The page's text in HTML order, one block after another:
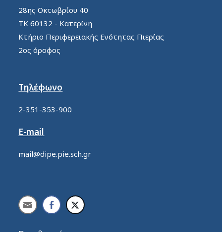
28ης Οκτωβρίου 40
ΤΚ 60132 - Κατερίνη
Κτήριο Περιφερειακής Ενότητας Πιερίας
2ος όροφος
Τηλέφωνο
2-351-353-900
E-mail
mail@dipe.pie.sch.gr